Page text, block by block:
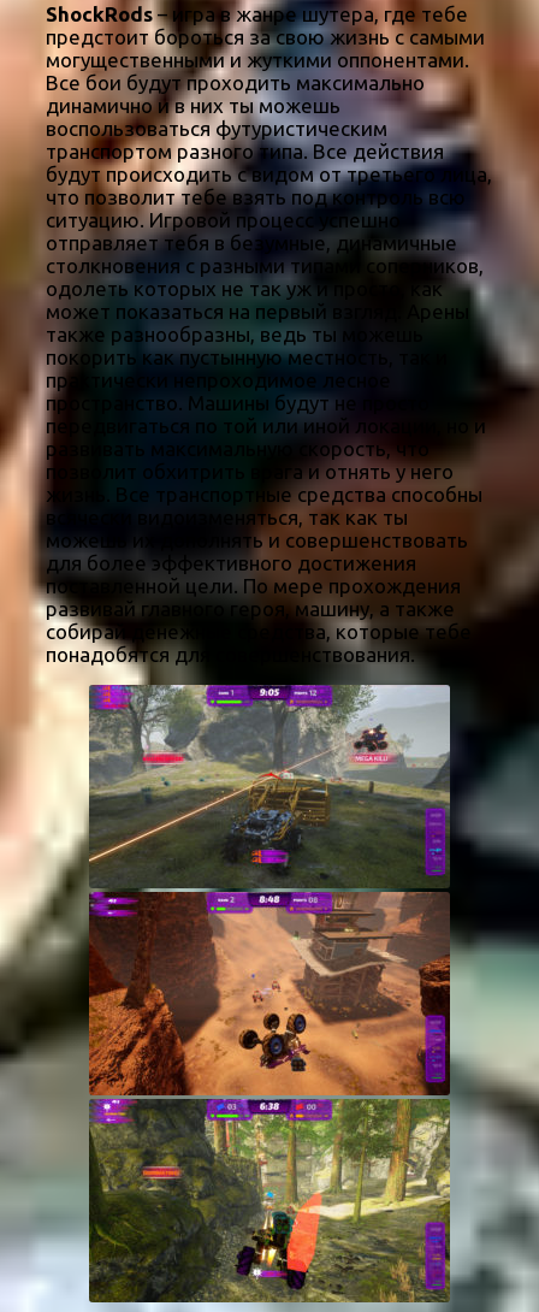
ShockRods – игра в жанре шутера, где тебе
предстоит бороться за свою жизнь с самыми
могущественными и жуткими оппонентами.
Все бои будут проходить максимально
динамично и в них ты можешь
воспользоваться футуристическим
транспортом разного типа. Все действия
будут происходить с видом от третьего лица,
что позволит тебе взять под контроль всю
ситуацию. Игровой процесс успешно
отправляет тебя в безумные, динамичные
столкновения с разными типами соперников,
одолеть которых не так уж и просто, как
может показаться на первый взгляд. Арены
также разнообразны, ведь ты можешь
покорить как пустынную местность, так и
практически непроходимое лесное
пространство. Машины будут не просто
передвигаться по той или иной локации, но и
развивать максимальную скорость, что
позволит обхитрить врага и отнять у него
жизнь. Все транспортные средства способны
всячески видоизменяться, так как ты
можешь их дополнять и совершенствовать
для более эффективного достижения
поставленной цели. По мере прохождения
развивай главного героя, машину, а также
собирай денежные средства, которые тебе
понадобятся для совершенствования.